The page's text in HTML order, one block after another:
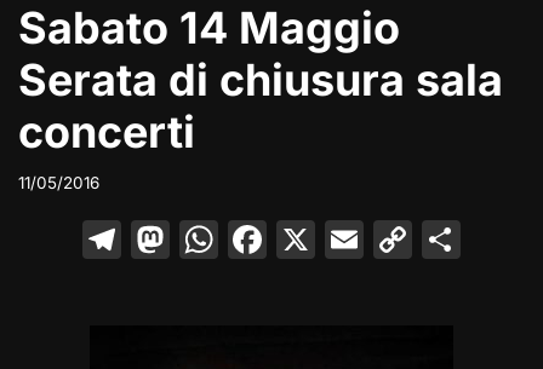
Sabato 14 Maggio
Serata di chiusura sala
concerti
11/05/2016
T M W F X E C